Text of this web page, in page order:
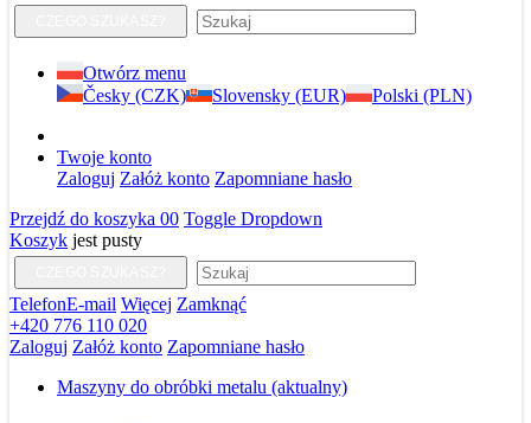
Otwórz menu
Česky (CZK)
Slovensky (EUR) Polski (PLN)
Twoje konto
Zaloguj Załóż konto Zapomniane hasło
Przejdź do koszyka 00 Toggle Dropdown
Koszyk jest pusty
TelefonE-mail Więcej Zamknąć
+420 776 110 020
Zaloguj Załóż konto Zapomniane hasło
Maszyny do obróbki metalu (aktualny)